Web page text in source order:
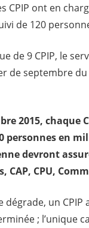
CPIP ont en
de 120
de 9 CPIP, le
de septembre
2015, chaque
personnes en
devront
CAP, CPU,
dégrade, un
; l’unique